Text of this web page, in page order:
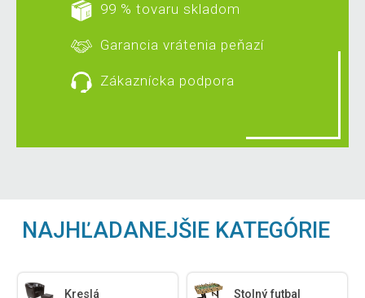
99 % tovaru skladom
Garancia vrátenia peňazí
Zákaznícka podpora
NAJHĽADANEJŠIE KATEGÓRIE
Kreslá Stolný futbal